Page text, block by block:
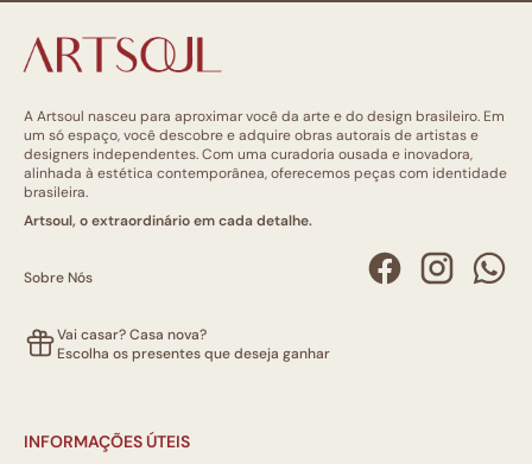
A Artsoul nasceu para aproximar você da arte e do design brasileiro. Em
um só espaço, você descobre e adquire obras autorais de artistas e
designers independentes. Com uma curadoria ousada e inovadora,
alinhada à estética contemporânea, oferecemos peças com identidade
brasileira.
Artsoul, o extraordinário em cada detalhe.
Sobre Nós
Vai casar? Casa nova?
Escolha os presentes que deseja ganhar
INFORMAÇÕES ÚTEIS